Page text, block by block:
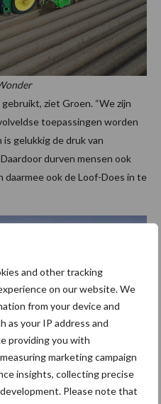
and other tracking
on our website. We
from your device and
as your IP address and
providing you with
marketing campaign
insights, collecting precise
Please note that
ziet Groen. “We zijn
toepassingen worden
gelukkig de druk van
durven mensen ook
ook de Loof-Does in te